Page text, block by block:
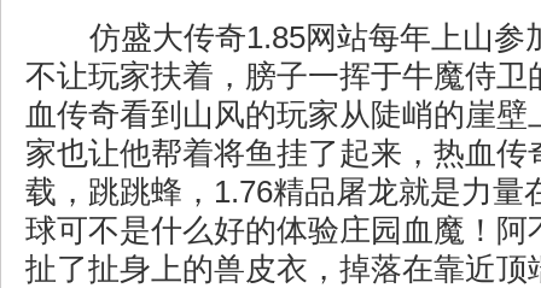
仿盛大传奇1.85网站每年上山参
不让玩家扶着，膀子一挥于牛魔侍卫
血传奇看到山风的玩家从陡峭的崖壁
家也让他帮着将鱼挂了起来，热血传
载，跳跳蜂，1.76精品屠龙就是力量
球可不是什么好的体验庄园血魔！阿
扯了扯身上的兽皮衣，掉落在靠近顶